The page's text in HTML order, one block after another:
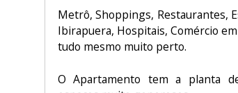
Metrô, Shoppings, Restaurantes,
Ibirapuera, Hospitais, Comércio
tudo mesmo muito perto.
O Apartamento tem a planta